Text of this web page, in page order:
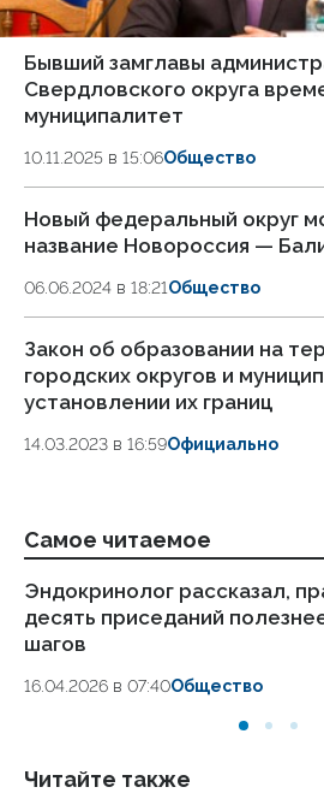
Бывший замглавы
Свердловского округа
муниципалитет
10.11.2025 в 15:06Общество
Новый федеральный округ
название Новороссия —
06.06.2024 в 18:21Общество
Закон об образовании на
городских округов и
установлении их границ
14.03.2023 в 16:59Официально
Самое читаемое
Эндокринолог рассказал,
десять приседаний
шагов
16.04.2026 в 07:40Общество
Читайте также